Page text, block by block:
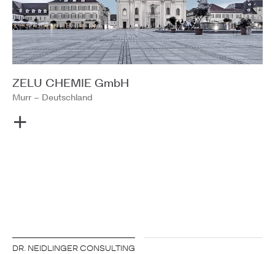
ZELU CHEMIE GmbH
Murr – Deutschland
DR. NEIDLINGER CONSULTING